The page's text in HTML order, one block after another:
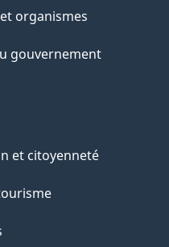
organismes
gouvernement
et citoyenneté